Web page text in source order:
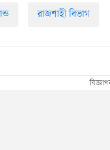
রাজশাহী বিভাগ